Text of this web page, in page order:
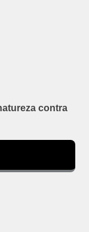
contra